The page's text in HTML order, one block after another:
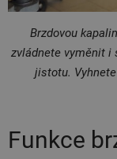
Brzdovou
zvládnete vyměnit i
jistotu.
Funkce